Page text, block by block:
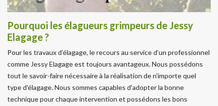
Pourquoi les élagueurs grimpeurs de Jessy
Elagage ?
Pour les travaux d’élagage, le recours au service d’un professionnel
comme Jessy Elagage est toujours avantageux. Nous possédons
tout le savoir-faire nécessaire à la réalisation de n’importe quel
type d’élagage. Nous sommes capables d’adopter la bonne
technique pour chaque intervention et possédons les bons